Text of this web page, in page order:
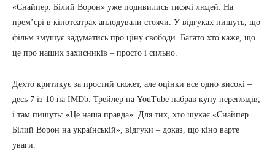
«Снайпер. Білий Ворон» уже подивились тисячі людей. На
прем’єрі в кінотеатрах аплодували стоячи. У відгуках пишуть, що
фільм змушує задуматись про ціну свободи. Багато хто каже, що
це про наших захисників – просто і сильно.
Дехто критикує за простий сюжет, але оцінки все одно високі –
десь 7 із 10 на IMDb. Трейлер на YouTube набрав купу переглядів,
і там пишуть: «Це наша правда». Для тих, хто шукає «Снайпер
Білий Ворон на українській», відгуки – доказ, що кіно варте
уваги.